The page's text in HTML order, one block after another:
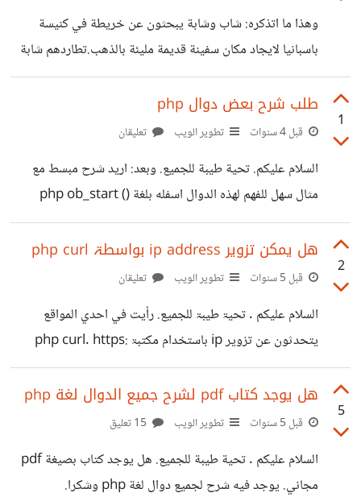
الشكر.
الاخير قد اختطفها امرأة اعتقد لعبت الدور زوجته الممثلة بوسي.
3- الفيلم الثالث شاهدته وانا
وهذا ما اتذكره: شاب وشابة يبحثون عن خريطة في كنيسة
باسبانيا لايجاد مكان سفينة قديمة مليئة بالذهب.تطاردهم شابة
سوداء وشعرها ابيض. هناك مشهد في اخر الفيلم حمل سفينتين
بطائرتين هيلوكوبتر في الهواء . ابرز الممثلون الاسباني انطونيو
بانديراس و الامريكي مارك والبيرغ...الخ.
1
طلب شرح بعض دوال php
قبل 4 سنوات تطوير الويب تعليقان
السلام عليكم. تحية طيبة للجميع. وبعد: اريد شرح مبسط مع
مثال سهل للفهم لهذه الدوال اسفله بلغة php ob_start ()
ob_end_flush () ob_end_clean () ob_flush () flush
() وشكرا جزبلا...
2
هل يمكن تزوير ip address بواسطۃ php curl
قبل 5 سنوات تطوير الويب تعليقان
السلام عليكم . تحيۃ طيبۃ للجميع. رأيت في احدي المواقع
يتحدثون عن تزوير ip باستخدام مكتبۃ php curl. https:
//arabicprogrammer.com/article/8467640381/ و
هل صحيح يمكن التزوير ip .?
5
هل يوجد كتاب pdf لشرح جميع الدوال لغة php
قبل 5 سنوات تطوير الويب
السلام عليكم . تحية طيبة للجميع. هل يوجد كتاب بصيغة pdf
مجاني. يوجد فيه شرح لجميع دوال لغة php وشكرا.